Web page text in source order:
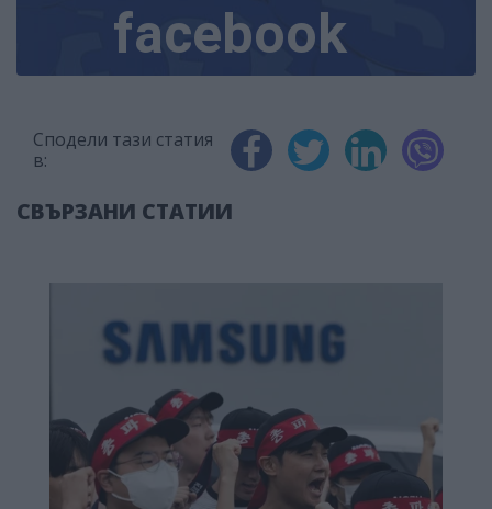
facebook
Сподели тази статия
в:
СВЪРЗАНИ СТАТИИ